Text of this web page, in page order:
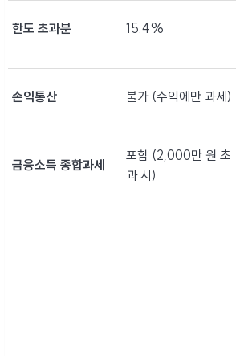
한도 초과분 15.4%
손익통산 불가 (수익에만 과세)
금융소득 종합과세
포함 (2,000만 원 초
과 시)